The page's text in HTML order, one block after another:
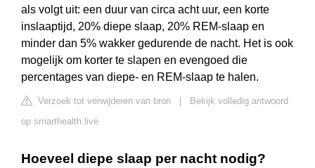
als volgt uit: een duur van circa acht uur, een korte
inslaaptijd, 20% diepe slaap, 20% REM-slaap en
minder dan 5% wakker gedurende de nacht. Het is ook
mogelijk om korter te slapen en evengoed die
percentages van diepe- en REM-slaap te halen.
Verzoek tot verwijderen van bron
Bekijk volledig antwoord
op smarthealth.live
Hoeveel diepe slaap per nacht nodig?